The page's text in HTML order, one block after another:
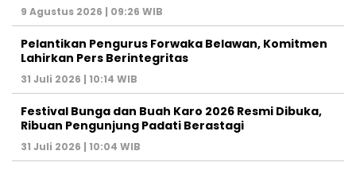
9 Agustus 2026 | 09:26 WIB
Pelantikan Pengurus Forwaka Belawan, Komitmen
Lahirkan Pers Berintegritas
31 Juli 2026 | 10:14 WIB
Festival Bunga dan Buah Karo 2026 Resmi Dibuka,
Ribuan Pengunjung Padati Berastagi
31 Juli 2026 | 10:04 WIB